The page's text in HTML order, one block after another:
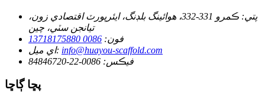
پتي:
ڪمرو 331-332، هوائينگ بلڊنگ، ايئرپورٽ اقتصادي زون،
تيانجن سٽي، چين
فون: 0086 13718175880
اي ميل: info@huayou-scaffold.com
فيڪس: 0086-22-84846720
پڇا ڳاڇا